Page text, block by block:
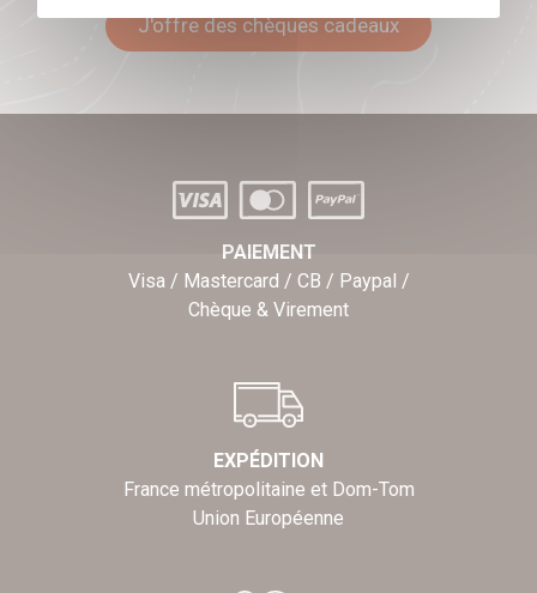
J'offre des chèques cadeaux
PAIEMENT
Visa / Mastercard / CB / Paypal /
Chèque & Virement
EXPÉDITION
France métropolitaine et Dom-Tom
Union Européenne